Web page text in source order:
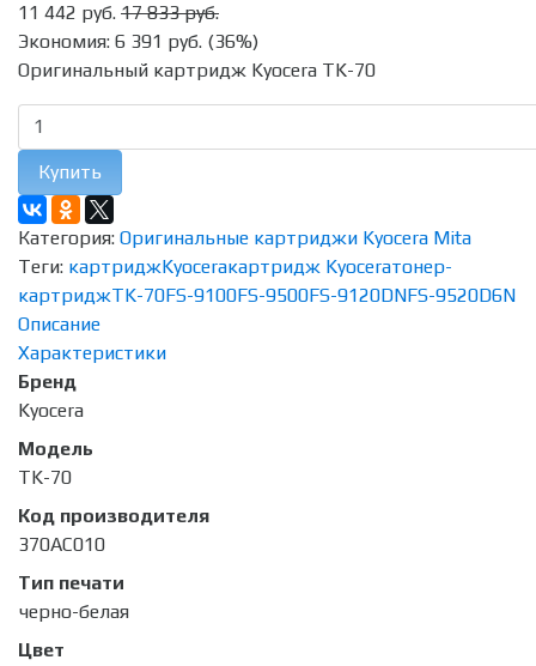
11 442 руб. 17 833 руб.
Экономия: 6 391 руб. (36%)
Оригинальный картридж Kyocera TK-70
Купить
Категория: Оригинальные картриджи Kyocera Mita
Теги: картриджKyoceraкартридж Kyoceraтонер-
картриджTK-70FS-9100FS-9500FS-9120DNFS-9520D6N
Описание
Характеристики
Бренд
Kyocera
Модель
TK-70
Код производителя
370AC010
Тип печати
черно-белая
Цвет